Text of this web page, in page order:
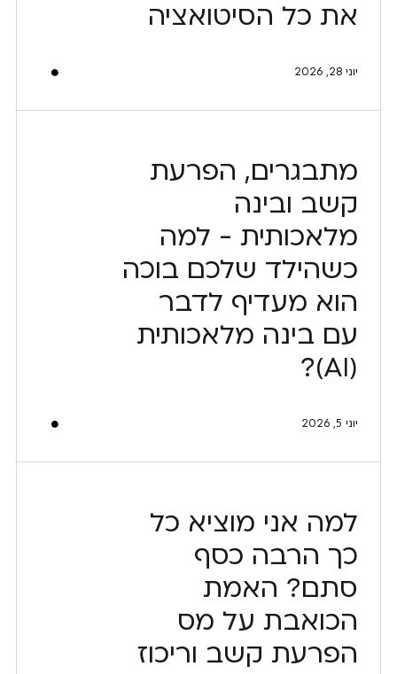
את כל הסיטואציה
יוני 28, 2026
מתבגרים, הפרעת
קשב ובינה
מלאכותית - למה
כשהילד שלכם בוכה
הוא מעדיף לדבר
עם בינה מלאכותית
(AI)?
יוני 5, 2026
למה אני מוציא כל
כך הרבה כסף
סתם? האמת
הכואבת על מס
הפרעת קשב וריכוז